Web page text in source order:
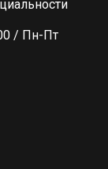
/ Пн-Пт